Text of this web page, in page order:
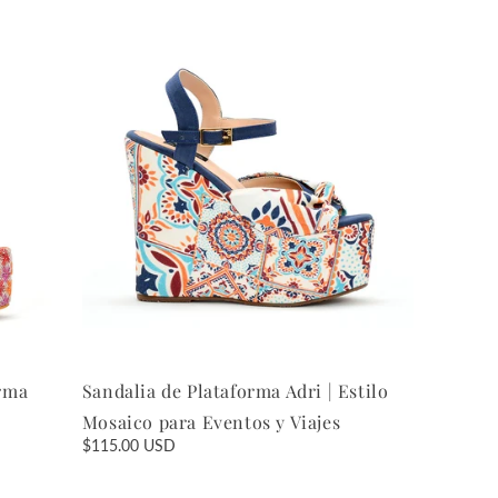
Sandalia de Plataforma Adri | Estilo
Mosaico para Eventos y Viajes
Regular
$115.00 USD